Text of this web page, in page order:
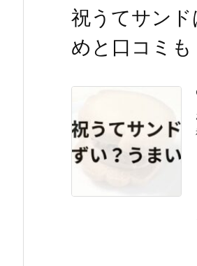
祝うてサン
めと口コミも